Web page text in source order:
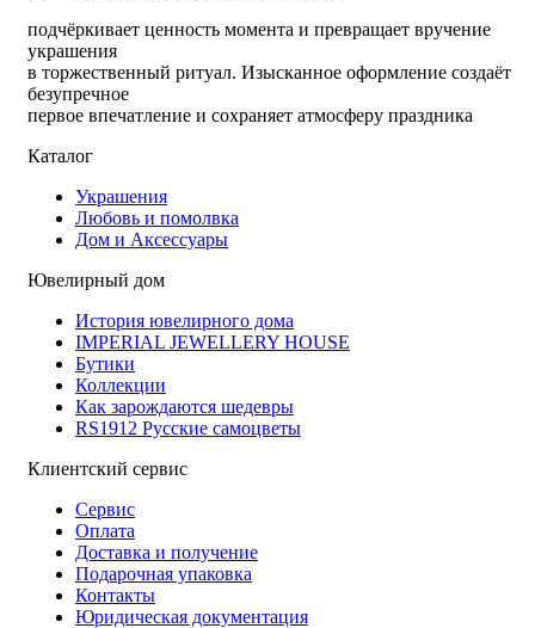
подчёркивает ценность момента и превращает вручение
украшения
в торжественный ритуал. Изысканное оформление создаёт
безупречное
первое впечатление и сохраняет атмосферу праздника
Каталог
Украшения
Любовь и помолвка
Дом и Аксессуары
Ювелирный дом
История ювелирного дома
IMPERIAL JEWELLERY HOUSE
Бутики
Коллекции
Как зарождаются шедевры
RS1912 Русские самоцветы
Клиентский сервис
Сервис
Оплата
Доставка и получение
Подарочная упаковка
Контакты
Юридическая документация